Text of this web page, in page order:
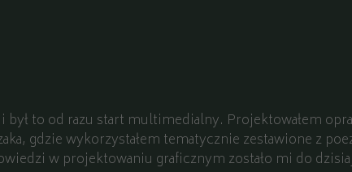
był to od razu start multimedialny. Projektowałem
gdzie wykorzystałem tematycznie zestawione z
w projektowaniu graficznym zostało mi do